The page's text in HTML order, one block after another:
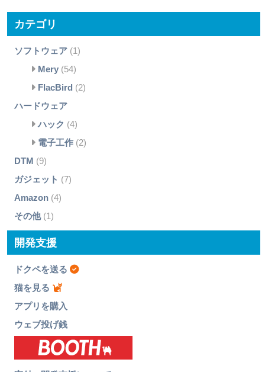
カテゴリ
ソフトウェア(1)
Mery(54)
FlacBird (2)
ハードウェア
ハック (4)
電子工作(2)
DTM (9)
ガジェット (7)
Amazon(4)
その他(1)
開発支援
ドクペを送る
猫を見る
アプリを購入
ウェブ投げ銭